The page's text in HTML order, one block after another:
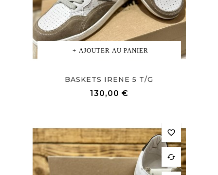
AJOUTER AU PANIER
BASKETS IRENE 5 T/G
130,00 €Prix
favorite_border
cached